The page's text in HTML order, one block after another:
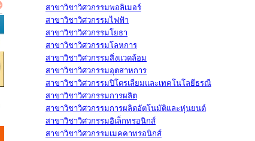
สาขาวิชาวิศวกรรมพอลิเมอร์
สาขาวิชาวิศวกรรมไฟฟ้า
สาขาวิชาวิศวกรรมโยธา
สาขาวิชาวิศวกรรมโลหการ
สาขาวิชาวิศวกรรมสิ่งแวดล้อม
สาขาวิชาวิศวกรรมอุตสาหการ
สาขาวิชาวิศวกรรมปิโตรเลียมและเทคโนโลยีธรณี
สาขาวิชาวิศวกรรมการผลิต
สาขาวิชาวิศวกรรมการผลิตอัตโนมัติและหุ่นยนต์
สาขาวิชาวิศวกรรมอิเล็กทรอนิกส์
สาขาวิชาวิศวกรรมเมคคาทรอนิกส์